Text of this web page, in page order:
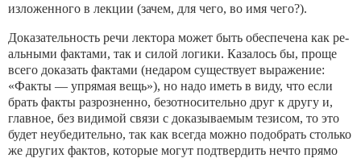
изложенного в лек­ции (зачем, для чего, во имя чего?).
Доказательность речи лектора может быть обеспечена как ре­
альными фактами, так и силой логики. Казалось бы, проще
все­го доказать фактами (недаром существует выражение:
«Фак­ты — упрямая вещь»), но надо иметь в виду, что если
брать фак­ты разрозненно, безотносительно друг к другу и,
главное, без ви­димой связи с доказываемым тезисом, то это
будет неубедитель­но, так как всегда можно подобрать столько
же других фактов, которые могут подтвердить нечто прямо